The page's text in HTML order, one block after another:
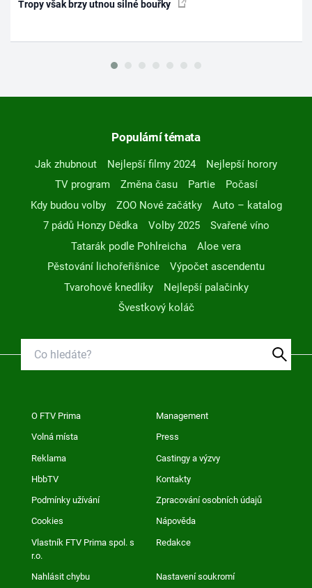
Tropy však brzy utnou silné bouřky
Populární témata
Jak zhubnout Nejlepší filmy 2024
Nejlepší horory
TV program
Změna času Partie
Počasí
Kdy budou volby
ZOO Nové začátky
Auto – katalog
7 pádů Honzy Dědka
Volby 2025
Svařené víno
Tatarák podle Pohlreicha
Aloe vera
Pěstování lichořeřišnice
Výpočet ascendentu
Tvarohové knedlíky
Nejlepší palačinky
Švestkový koláč
O FTV Prima Management
Volná místa Press
Reklama Castingy a výzvy
HbbTV Kontakty
Podmínky užívání Zpracování osobních údajů
Cookies Nápověda
Vlastník FTV Prima spol. s
r.o.
Redakce
Nahlásit chybu Nastavení soukromí